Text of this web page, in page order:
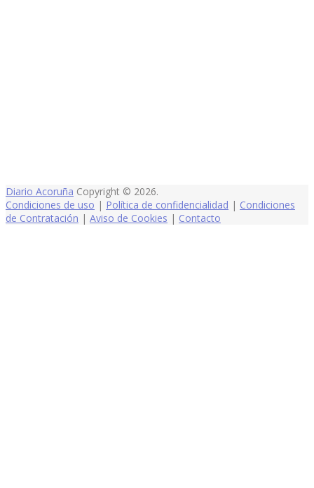
Diario Acoruña Copyright © 2026.
Condiciones de uso | Política de confidencialidad | Condiciones
de Contratación | Aviso de Cookies | Contacto